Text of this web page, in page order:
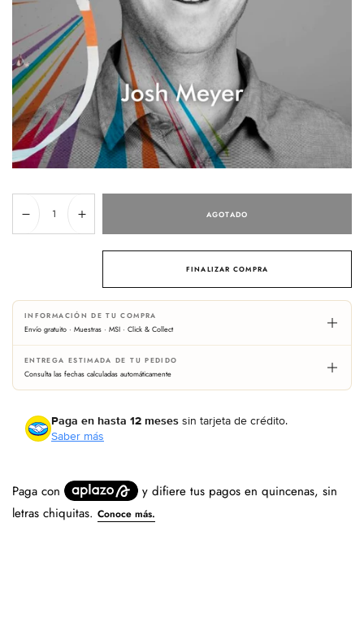
Reducir
cantidad
On
Fire
Aumentar
cantidad
para
City
On
Fire
AGOTADO
FINALIZAR COMPRA
INFORMACIÓN DE TU COMPRA
Envío gratuito · Muestras · MSI · Click & Collect
ENTREGA ESTIMADA DE TU PEDIDO
Consulta las fechas calculadas automáticamente
Paga en hasta 12 meses sin tarjeta de crédito.
Saber más